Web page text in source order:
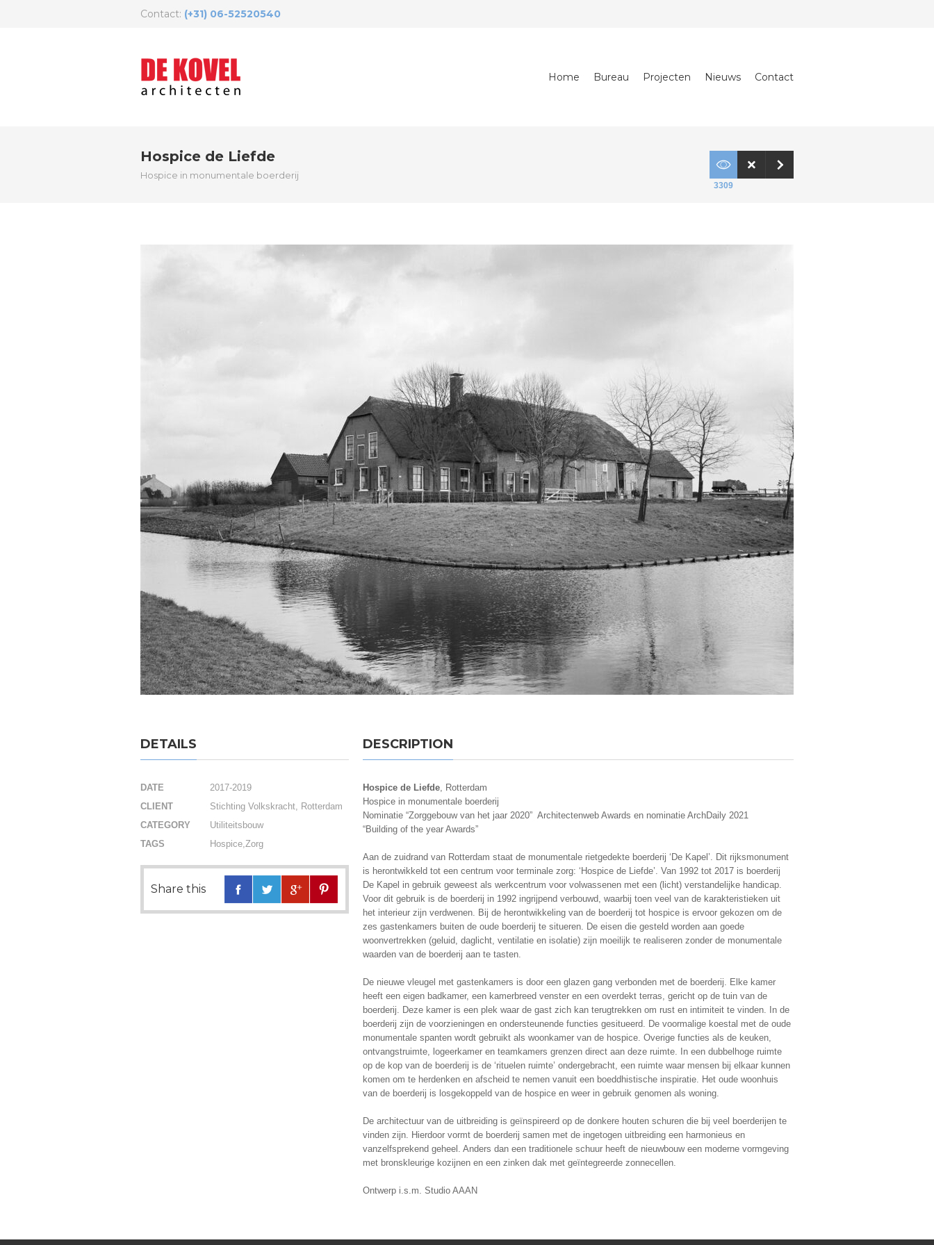
Contact: (+31) 06-52520540
Home Bureau Projecten Nieuws Contact
Hospice de Liefde
Hospice in monumentale boerderij
3309
DESCRIPTION
Hospice de Liefde, Rotterdam
Hospice in monumentale boerderij
Nominatie “Zorggebouw van het jaar 2020” Architectenweb Awards en nominatie ArchDaily 2021
“Building of the year Awards”
Aan de zuidrand van Rotterdam staat de monumentale rietgedekte boerderij ‘De Kapel’. Dit rijksmonument
is herontwikkeld tot een centrum voor terminale zorg: ‘Hospice de Liefde’. Van 1992 tot 2017 is boerderij
De Kapel in gebruik geweest als werkcentrum voor volwassenen met een (licht) verstandelijke handicap.
Voor dit gebruik is de boerderij in 1992 ingrijpend verbouwd, waarbij toen veel van de karakteristieken uit
het interieur zijn verdwenen. Bij de herontwikkeling van de boerderij tot hospice is ervoor gekozen om de
zes gastenkamers buiten de oude boerderij te situeren. De eisen die gesteld worden aan goede
woonvertrekken (geluid, daglicht, ventilatie en isolatie) zijn moeilijk te realiseren zonder de monumentale
waarden van de boerderij aan te tasten.
De nieuwe vleugel met gastenkamers is door een glazen gang verbonden met de boerderij. Elke kamer
heeft een eigen badkamer, een kamerbreed venster en een overdekt terras, gericht op de tuin van de
boerderij. Deze kamer is een plek waar de gast zich kan terugtrekken om rust en intimiteit te vinden. In de
boerderij zijn de voorzieningen en ondersteunende functies gesitueerd. De voormalige koestal met de oude
monumentale spanten wordt gebruikt als woonkamer van de hospice. Overige functies als de keuken,
ontvangstruimte, logeerkamer en teamkamers grenzen direct aan deze ruimte. In een dubbelhoge ruimte
op de kop van de boerderij is de ‘rituelen ruimte’ ondergebracht, een ruimte waar mensen bij elkaar kunnen
komen om te herdenken en afscheid te nemen vanuit een boeddhistische inspiratie. Het oude woonhuis
van de boerderij is losgekoppeld van de hospice en weer in gebruik genomen als woning.
De architectuur van de uitbreiding is geïnspireerd op de donkere houten schuren die bij veel boerderijen te
vinden zijn. Hierdoor vormt de boerderij samen met de ingetogen uitbreiding een harmonieus en
vanzelfsprekend geheel. Anders dan een traditionele schuur heeft de nieuwbouw een moderne vormgeving
met bronskleurige kozijnen en een zinken dak met geïntegreerde zonnecellen.
Ontwerp i.s.m. Studio AAAN
DETAILS
DATE
2017-2019
CLIENT
Stichting Volkskracht, Rotterdam
CATEGORY
Utiliteitsbouw
TAGS
Hospice,Zorg
Share this